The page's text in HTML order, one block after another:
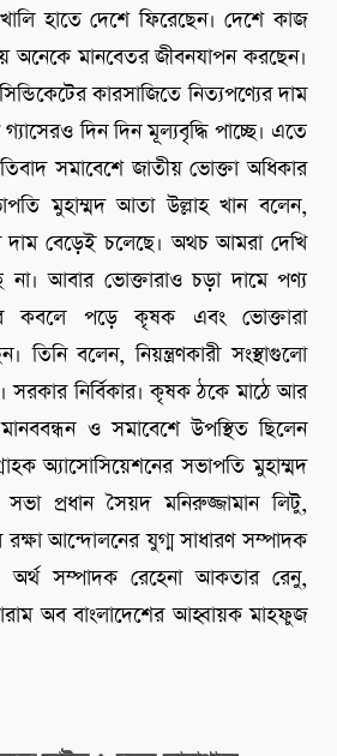
হাতে দেশে ফিরেছেন। দেশে কাজ
অনেকে মানবেতর জীবনযাপন করছেন।
কারসাজিতে নিত্যপণ্যের দাম
দিন দিন মূল্যবৃদ্ধি পাচ্ছে। এতে
সমাবেশে জাতীয় ভোক্তা অধিকার
মুহাম্মদ আতা উল্লাহ খান বলেন,
দাম বেড়েই চলেছে। অথচ আমরা দেখি
না। আবার ভোক্তারাও চড়া দামে পণ্য
কবলে পড়ে কৃষক এবং ভোক্তারা
তিনি বলেন, নিয়ন্ত্রণকারী সংস্থাগুলো
সরকার নির্বিকার। কৃষক ঠকে মাঠে আর
ও সমাবেশে উপস্থিত ছিলেন
অ্যাসোসিয়েশনের সভাপতি মুহাম্মদ
সভা প্রধান সৈয়দ মনিরুজ্জামান লিটু,
রক্ষা আন্দোলনের যুগ্ম সাধারণ সম্পাদক
সম্পাদক রেহেনা আকতার রেনু,
অব বাংলাদেশের আহ্বায়ক মাহফুজ